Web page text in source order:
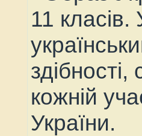
11 класів.
кожній
України.